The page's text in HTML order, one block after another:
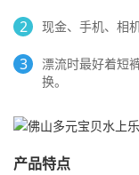
2 现金、手机、相
3
漂流时最好着短
换。
产品特点